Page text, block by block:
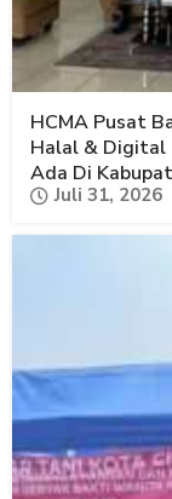
HCMA Pusat
Halal & Digital
Ada Di
Juli 31, 2026